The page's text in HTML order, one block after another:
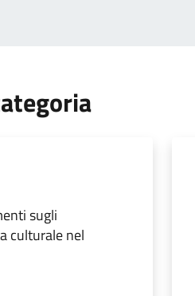
sugli
culturale nel